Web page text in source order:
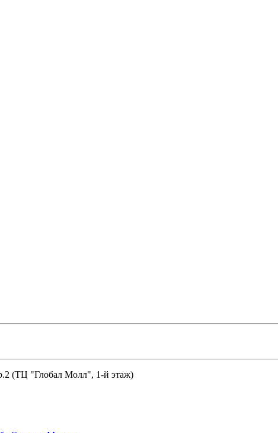
(ТЦ "Глобал Молл", 1-й этаж)